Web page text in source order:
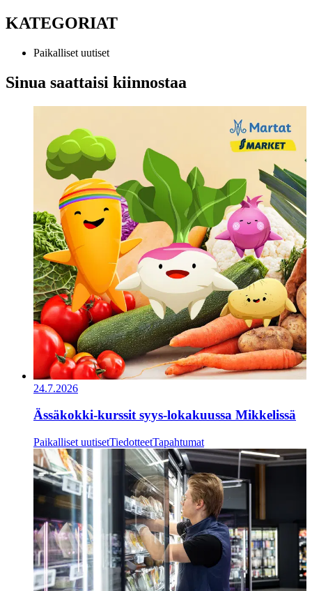
KATEGORIAT
Paikalliset uutiset
Sinua saattaisi kiinnostaa
24.7.2026
Ässäkokki-kurssit syys-lokakuussa Mikkelissä
Paikalliset uutisetTiedotteetTapahtumat